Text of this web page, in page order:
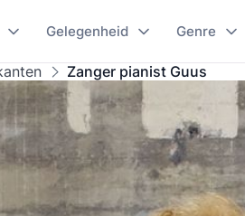
Gelegenheid Genre
Zanger pianist Guus